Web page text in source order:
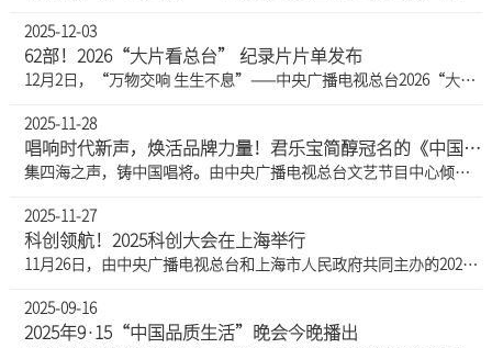
2025-12-03
62部！2026“大片看总台” 纪录片片单发布
12月2日，“万物交响 生生不息”——中央广播电视总台2026“大片看总台”纪录片片单发布活动在京举行，62部大片集中亮相，记录新时代中国发展的奋进轨迹与世界文明的多元交响。中宣部副部长、中央广播电视总台台长慎海雄出席，并与青海省政协副主席李晓南，陕西省西安市政协主席、西安市挖掘秦岭北麓生态和人文价值工作专班组长王吉德等共同发布总台2026年纪录片片单。中央广播电视总台编务会议成员薛继军在致辞中表示，2026年是“十五五”规划的开局之年，作为党的意识形态重镇和国家广播电视台，中央广播电视总台深学细悟笃行习近平新时代中国特色社会主义思想，以党的二十届四中全会精神为指引，坚持
2025-11-28
唱响时代新声，焕活品牌力量！君乐宝简醇冠名的《中国唱将》为真实的音乐灵魂而作
集四海之声，铸中国唱将。由中央广播电视总台文艺节目中心倾力打造，君乐宝简醇冠名、格力电器作为合作伙伴、健民龙牡壮骨颗粒特别呈现的《中国唱将》自10月底播出以来，迅速掀起全民音综热潮，凭借专业质感与话题张力强势出圈。电视观众规模破亿收视与话题共创佳绩根据CSM全国网数据，节目收视份额最高达2.14%，目前电视端观众规模已经破亿，达1.02亿人；在微博平台上，节目相关话题阅读量超7亿，网友称赞其“回归纯粹音乐本质”，评委示范演唱与专业点评被赞“国家队出手非同凡响”；节目还吸引了众多年轻观众，民族、美声唱法的硬核实力表演引发年轻群体热议。自8月17日开启报名通道以来，《中国唱将
2025-11-27
科创领航！2025科创大会在上海举行
11月26日，由中央广播电视总台和上海市人民政府共同主办的2025科创大会在上海举行。本次大会以“科创领航，智启新程”为主题，来自知名院校、科研机构的专家学者和科技企业、金融机构的相关负责人，深度探讨新一轮科技革命与产业变革的核心趋势，共话科技如何赋能产业升级、重塑未来生态。全国人大常委会副委员长、民革中央主席郑建邦出席开幕式并致辞。中宣部副部长、中央广播电视总台台长慎海雄，上海市委副书记、市长龚正在活动上致辞，并共同启动上海“人工智能+”项目国际合作推广平台。国家发展改革委党组成员、国家数据局局长刘烈宏，中国工程院党组成员、副院长钟志华，全国工商联副主席、中国科
2025-09-16
2025年9·15“中国品质生活”晚会今晚播出